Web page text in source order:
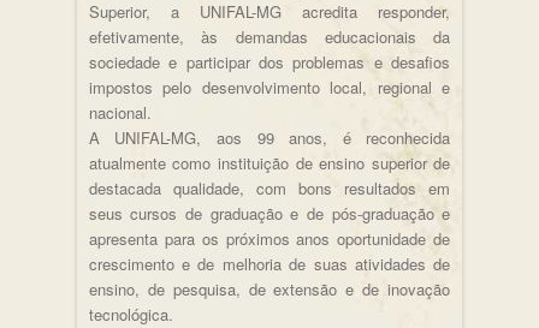
Superior, a UNIFAL-MG acredita responder,
efetivamente, às demandas educacionais da
sociedade e participar dos problemas e desafios
impostos pelo desenvolvimento local, regional e
nacional.
A UNIFAL-MG, aos 99 anos, é reconhecida
atualmente como instituição de ensino superior de
destacada qualidade, com bons resultados em
seus cursos de graduação e de pós-graduação e
apresenta para os próximos anos oportunidade de
crescimento e de melhoria de suas atividades de
ensino, de pesquisa, de extensão e de inovação
tecnológica.